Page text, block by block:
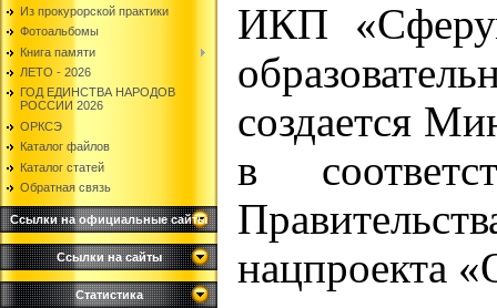
Из прокурорской практики
Фотоальбомы
Книга памяти
ЛЕТО - 2026
ГОД ЕДИНСТВА НАРОДОВ
РОССИИ 2026
ОРКСЭ
Каталог файлов
Каталог статей
Обратная связь
Ссылки на официальные сайты
Ссылки на сайты
Статистика
ИКП
создается
в
нацпроекта